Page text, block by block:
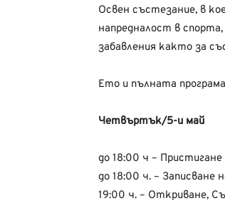
Освен състезание, в
напредналост в
забавления както за
Ето и пълната
Четвъртък/5-и май
до 18:00 ч –
до 18:00 ч. – Записване
19:00 ч. – Откриване,